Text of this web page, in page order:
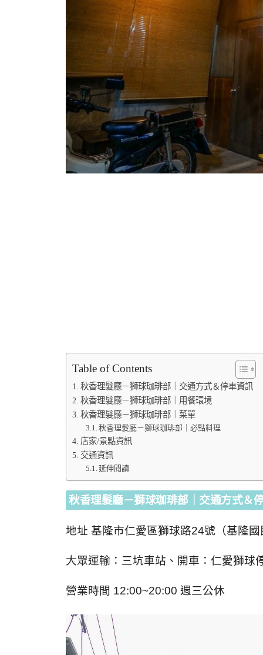
Table of Contents
秋香理髮廳－獅球珈琲部｜交通方式＆停車資訊
秋香理髮廳－獅球珈琲部｜用餐環境
秋香理髮廳－獅球珈琲部｜菜單
秋香理髮廳－獅球珈琲部｜必點料理
店家/景點資訊
交通資訊
延伸閱讀
秋香理髮廳－獅球珈琲部｜交通方式＆
地址 基隆市仁愛區獅球路24號（基隆
大眾運輸：三坑車站、開車：仁愛獅球
營業時間 12:00~20:00 週三公休